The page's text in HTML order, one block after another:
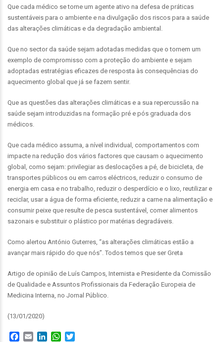
Que cada médico se torne um agente ativo na defesa de práticas
sustentáveis para o ambiente e na divulgação dos riscos para a saúde
das alterações climáticas e da degradação ambiental.
Que no sector da saúde sejam adotadas medidas que o tornem um
exemplo de compromisso com a proteção do ambiente e sejam
adoptadas estratégias eficazes de resposta às consequências do
aquecimento global que já se fazem sentir.
Que as questões das alterações climáticas e a sua repercussão na
saúde sejam introduzidas na formação pré e pós graduada dos
médicos.
Que cada médico assuma, a nível individual, comportamentos com
impacte na redução dos vários factores que causam o aquecimento
global, como sejam: privilegiar as deslocações a pé, de bicicleta, de
transportes públicos ou em carros eléctricos, reduzir o consumo de
energia em casa e no trabalho, reduzir o desperdício e o lixo, reutilizar e
reciclar, usar a água de forma eficiente, reduzir a carne na alimentação e
consumir peixe que resulte de pesca sustentável, comer alimentos
sazonais e substituir o plástico por matérias degradáveis.
Como alertou António Guterres, “as alterações climáticas estão a
avançar mais rápido do que nós”. Todos temos que ser Greta
Artigo de opinião de Luís Campos, Internista e Presidente da Comissão
de Qualidade e Assuntos Profissionais da Federação Europeia de
Medicina Interna, no Jornal Público.
(13/01/2020)
Facebook
Email LinkedInWhatsApp